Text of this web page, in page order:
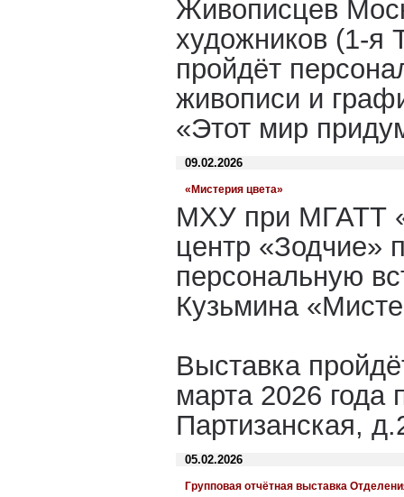
Живописцев
художников (1-я
пройдёт
живописи и
«Этот мир
09.02.2026
«Мистерия цвета»
МХУ при МГАТТ
центр «Зодчие»
персональную
Кузьмина
Выставка
марта 2026 года
Партизанская,
05.02.2026
Групповая отчётная выставка